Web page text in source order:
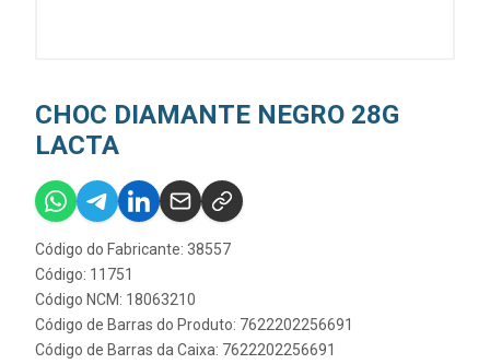
CHOC DIAMANTE NEGRO 28G
LACTA
Código do Fabricante: 38557
Código: 11751
Código NCM: 18063210
Código de Barras do Produto: 7622202256691
Código de Barras da Caixa: 7622202256691